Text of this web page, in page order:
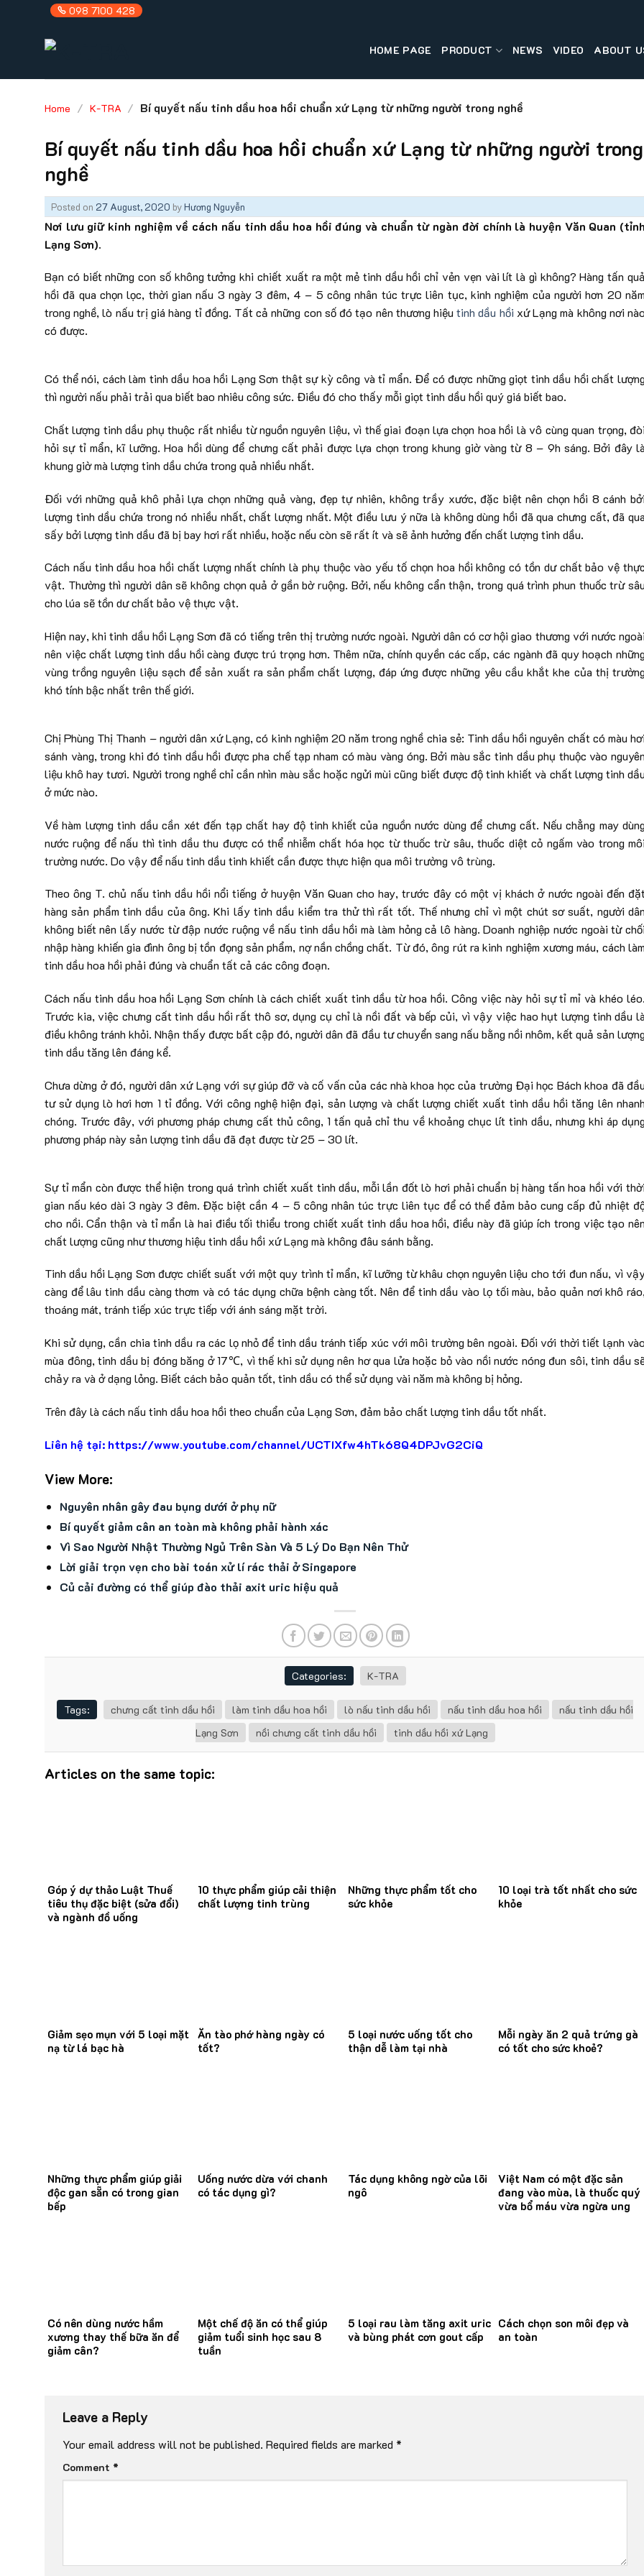
098 7100 428
HOME PAGE PRODUCT NEWS VIDEO ABOUT
Home / K-TRA / Bí quyết nấu tinh dầu hoa hồi chuẩn xứ Lạng từ những người trong nghề
Bí quyết nấu tinh dầu hoa hồi chuẩn xứ Lạng từ những người trong
nghề
Posted on 27 August, 2020 byHương Nguyễn
Nơi lưu giữ kinh nghiệm về cách nấu tinh dầu hoa hồi đúng và chuẩn từ ngàn đời chính là huyện Văn Quan (tỉnh
Lạng Sơn).
Bạn có biết những con số không tưởng khi chiết xuất ra một mẻ tinh dầu hồi chỉ vẻn vẹn vài lít là gì không? Hàng tấn quả
hồi đã qua chọn lọc, thời gian nấu 3 ngày 3 đêm, 4 – 5 công nhân túc trực liên tục, kinh nghiệm của người hơn 20 năm
trong nghề, lò nấu trị giá hàng tỉ đồng. Tất cả những con số đó tạo nên thương hiệutinh dầu hồi xứ Lạng mà không nơi nào
có được.
Có thể nói, cách làm tinh dầu hoa hồi Lạng Sơn thật sự kỳ công và tỉ mẩn. Để có được những giọt tinh dầu hồi chất lượng
thì người nấu phải trải qua biết bao nhiêu công sức. Điều đó cho thấy mỗi giọt tinh dầu hồi quý giá biết bao.
Chất lượng tinh dầu phụ thuộc rất nhiều từ nguồn nguyên liệu, vì thế giai đoạn lựa chọn hoa hồi là vô cùng quan trọng, đòi
hỏi sự tỉ mẩn, kĩ lưỡng. Hoa hồi dùng để chưng cất phải được lựa chọn trong khung giờ vàng từ 8 – 9h sáng. Bởi đây là
khung giờ mà lượng tinh dầu chứa trong quả nhiều nhất.
Đối với những quả khô phải lựa chọn những quả vàng, đẹp tự nhiên, không trầy xước, đặc biệt nên chọn hồi 8 cánh bởi
lượng tinh dầu chứa trong nó nhiều nhất, chất lượng nhất. Một điều lưu ý nữa là không dùng hồi đã qua chưng cất, đã qua
sấy bởi lượng tinh dầu đã bị bay hơi rất nhiều, hoặc nếu còn sẽ rất ít và sẽ ảnh hưởng đến chất lượng tinh dầu.
Cách nấu tinh dầu hoa hồi chất lượng nhất chính là phụ thuộc vào yếu tố chọn hoa hồi không có tồn dư chất bảo vệ thực
vật. Thường thì người dân sẽ không chọn quả ở gần bờ ruộng. Bởi, nếu không cẩn thận, trong quá trình phun thuốc trừ sâu
cho lúa sẽ tồn dư chất bảo vệ thực vật.
Hiện nay, khi tinh dầu hồi Lạng Sơn đã có tiếng trên thị trường nước ngoài. Người dân có cơ hội giao thương với nước ngoài
nên việc chất lượng tinh dầu hồi càng được trú trọng hơn. Thêm nữa, chính quyền các cấp, các ngành đã quy hoạch những
vùng trồng nguyên liệu sạch để sản xuất ra sản phẩm chất lượng, đáp ứng được những yêu cầu khắt khe của thị trường
khó tính bậc nhất trên thế giới.
Chị Phùng Thị Thanh – người dân xứ Lạng, có kinh nghiệm 20 năm trong nghề chia sẻ: Tinh dầu hồi nguyên chất có màu hơi
sánh vàng, trong khi đó tinh dầu hồi được pha chế tạp nham có màu vàng óng. Bởi màu sắc tinh dầu phụ thuộc vào nguyên
liệu khô hay tươi. Người trong nghề chỉ cần nhìn màu sắc hoặc ngửi mùi cũng biết được độ tinh khiết và chất lượng tinh dầu
ở mức nào.
Về hàm lượng tinh dầu cần xét đến tạp chất hay độ tinh khiết của nguồn nước dùng để chưng cất. Nếu chẳng may dùng
nước ruộng để nấu thì tinh dầu thu được có thể nhiễm chất hóa học từ thuốc trừ sâu, thuốc diệt cỏ ngấm vào trong môi
trường nước. Do vậy để nấu tinh dầu tinh khiết cần được thực hiện qua môi trường vô trùng.
Theo ông T. chủ nấu tinh dầu hồi nổi tiếng ở huyện Văn Quan cho hay, trước đây có một vị khách ở nước ngoài đến
hàng sản phẩm tinh dầu của ông. Khi lấy tinh dầu kiểm tra thử thì rất tốt. Thế nhưng chỉ vì một chút sơ suất, người dân
không biết nên lấy nước từ đập nước ruộng về nấu tinh dầu hồi mà làm hỏng cả lô hàng. Doanh nghiệp nước ngoài từ chối
nhập hàng khiến gia đình ông bị tồn đọng sản phẩm, nợ nần chồng chất. Từ đó, ông rút ra kinh nghiệm xương máu, cách làm
tinh dầu hoa hồi phải đúng và chuẩn tất cả các công đoạn.
Cách nấu tinh dầu hoa hồi Lạng Sơn chính là cách chiết xuất tinh dầu từ hoa hồi. Công việc này hỏi sự tỉ mỉ và khéo léo.
Trước kia, việc chưng cất tinh dầu hồi rất thô sơ, dụng cụ chỉ là nồi đất và bếp củi, vì vậy việc hao hụt lượng tinh dầu là
điều không tránh khỏi. Nhận thấy được bất cập đó, người dân đã đầu tư chuyển sang nấu bằng nồi nhôm, kết quả sản lượng
tinh dầu tăng lên đáng kể.
Chưa dừng ở đó, người dân xứ Lạng với sự giúp đỡ và cố vấn của các nhà khoa học của trường Đại học Bách khoa đã đầu
tư sử dụng lò hơi hơn 1 tỉ đồng. Với công nghệ hiện đại, sản lượng và chất lượng chiết xuất tinh dầu hồi tăng lên nhanh
chóng. Trước đây, với phương pháp chưng cất thủ công, 1 tấn quả chỉ thu về khoảng chục lít tinh dầu, nhưng khi áp dụng
phương pháp này sản lượng tinh dầu đã đạt được từ 25 – 30 lít.
Sự tỉ mẩn còn được thể hiện trong quá trình chiết xuất tinh dầu, mỗi lần đốt lò hơi phải chuẩn bị hàng tấn hoa hồi với thời
gian nấu kéo dài 3 ngày 3 đêm. Đặc biệt cần 4 – 5 công nhân túc trực liên tục để có thể đảm bảo cung cấp đủ nhiệt
cho nồi. Cẩn thận và tỉ mẩn là hai điều tối thiểu trong chiết xuất tinh dầu hoa hồi, điều này đã giúp ích trong việc tạo nên
chất lượng cũng như thương hiệu tinh dầu hồi xứ Lạng mà không đâu sánh bằng.
Tinh dầu hồi Lạng Sơn được chiết suất với một quy trình tỉ mẩn, kĩ lưỡng từ khâu chọn nguyên liệu cho tới đun nấu, vì
càng để lâu tinh dầu càng thơm và có tác dụng chữa bệnh càng tốt. Nên để tinh dầu vào lọ tối màu, bảo quản nơi khô
thoáng mát, tránh tiếp xúc trực tiếp với ánh sáng mặt trời.
Khi sử dụng, cần chia tinh dầu ra các lọ nhỏ để tinh dầu tránh tiếp xúc với môi trường bên ngoài. Đối với thời tiết lạnh vào
mùa đông, tinh dầu bị đóng băng ở 17℃, vì thế khi sử dụng nên hơ qua lửa hoặc bỏ vào nồi nước nóng đun sôi, tinh dầu
chảy ra và ở dạng lỏng. Biết cách bảo quản tốt, tinh dầu có thể sử dụng vài năm mà không bị hỏng.
Trên đây là cách nấu tinh dầu hoa hồi theo chuẩn của Lạng Sơn, đảm bảo chất lượng tinh dầu tốt nhất.
Liên hệ tại: https://www.youtube.com/channel/UCTIXfw4hTk68Q4DPJvG2CiQ
View More:
Nguyên nhân gây đau bụng dưới ở phụ nữ
Bí quyết giảm cân an toàn mà không phải hành xác
Vì Sao Người Nhật Thường Ngủ Trên Sàn Và 5 Lý Do Bạn Nên Thử
Lời giải trọn vẹn cho bài toán xử lí rác thải ở Singapore
Củ cải đường có thể giúp đào thải axit uric hiệu quả
Categories: K-TRA
Tags: chưng cất tinh dầu hồi làm tinh dầu hoa hồi lò nấu tinh dầu hồi nấu tinh dầu hoa hồi
nấu tinh dầu hồi
Lạng Sơn
nồi chưng cất tinh dầu hồi tinh dầu hồi xứ Lạng
Articles on the same topic:
Góp ý dự thảo Luật Thuế
tiêu thụ đặc biệt (sửa đổi)
và ngành đồ uống
10 thực phẩm giúp cải thiện
chất lượng tinh trùng
Những thực phẩm tốt cho
sức khỏe
10 loại trà tốt nhất cho sức
khỏe
Giảm sẹo mụn với 5 loại mặt
nạ từ lá bạc hà
Ăn tào phớ hàng ngày có
tốt?
5 loại nước uống tốt cho
thận dễ làm tại nhà
Mỗi ngày ăn 2 quả trứng gà
có tốt cho sức khoẻ?
Những thực phẩm giúp giải
độc gan sẵn có trong gian
bếp
Uống nước dừa với chanh
có tác dụng gì?
Tác dụng không ngờ của lõi
ngô
Việt Nam có một đặc sản
đang vào mùa, là thuốc quý
vừa bổ máu vừa ngừa ung
Có nên dùng nước hầm
xương thay thế bữa ăn để
giảm cân?
Một chế độ ăn có thể giúp
giảm tuổi sinh học sau 8
tuần
5 loại rau làm tăng axit uric
và bùng phát cơn gout cấp
Cách chọn son môi đẹp và
an toàn
Leave a Reply
Your email address will not be published. Required fields are marked *
Comment *